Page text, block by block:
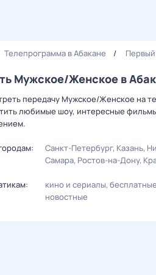
Телепрограмма в Абакане
Мужское/Женское в
передачу Мужское/Женское на
любимые шоу, интересные
Санкт-Петербург Казань
Самара Ростов-на-Дону
кино и сериалы
новостные